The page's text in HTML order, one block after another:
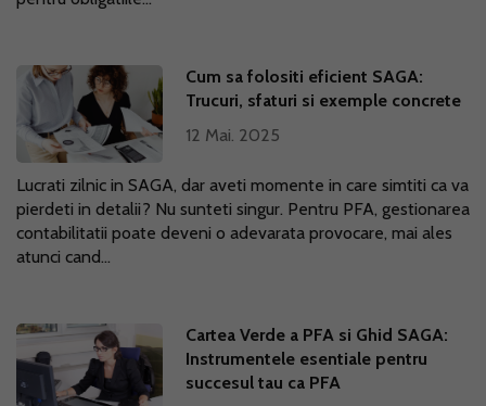
Cum sa folositi eficient SAGA:
Trucuri, sfaturi si exemple concrete
12 Mai. 2025
Lucrati zilnic in SAGA, dar aveti momente in care simtiti ca va
pierdeti in detalii? Nu sunteti singur. Pentru PFA, gestionarea
contabilitatii poate deveni o adevarata provocare, mai ales
atunci cand...
Cartea Verde a PFA si Ghid SAGA:
Instrumentele esentiale pentru
succesul tau ca PFA